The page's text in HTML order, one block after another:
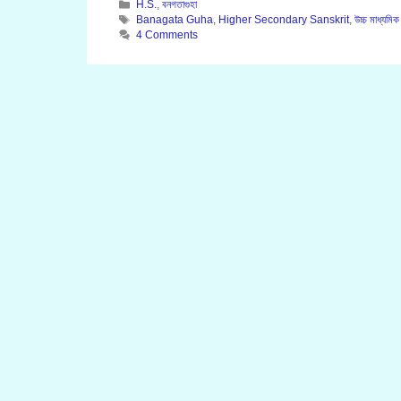
Categories
H.S.,বনগতাগুহা
Tags
Banagata Guha, Higher Secondary Sanskrit,উচ্চ
4 Comments